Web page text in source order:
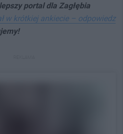
portal dla Zagłębia
w krótkiej ankiecie – odpowiedz